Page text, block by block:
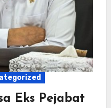
Eks Pejabat